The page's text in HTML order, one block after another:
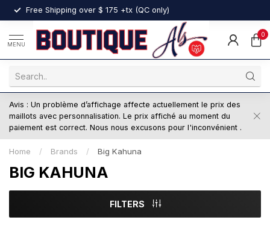
Free Shipping over $ 175 +tx (QC only)
MENU
0
Avis : Un problème d’affichage affecte actuellement le prix des
maillots avec personnalisation. Le prix affiché au moment du
paiement est correct. Nous nous excusons pour l'inconvénient .
Home / Brands / Big Kahuna
BIG KAHUNA
FILTERS